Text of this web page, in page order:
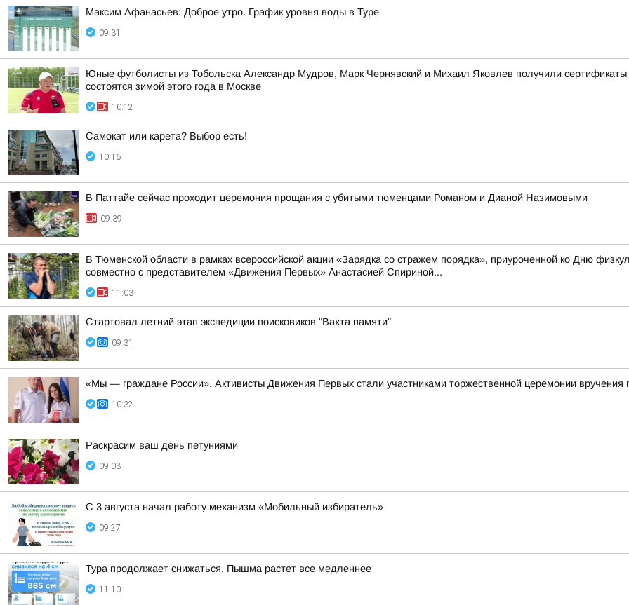
Максим Афанасьев: Доброе утро. График уровня воды в Туре
09:31
Юные футболисты из Тобольска Александр Мудров, Марк Чернявский и Михаил Яковлев получили
состоятся зимой этого года в Москве
10:12
Самокат или карета? Выбор есть!
10:16
В Паттайе сейчас проходит церемония прощания с убитыми тюменцами Романом и Дианой Назимовыми
09:39
В Тюменской области в рамках всероссийской акции «Зарядка со стражем порядка», приуроченной ко Дню
совместно с представителем «Движения Первых» Анастасией Спириной...
11:03
Стартовал летний этап экспедиции поисковиков "Вахта памяти"
09:31
«Мы — граждане России». Активисты Движения Первых стали участниками торжественной церемонии вручения
10:32
Раскрасим ваш день петуниями
09:03
С 3 августа начал работу механизм «Мобильный избиратель»
09:27
Тура продолжает снижаться, Пышма растет все медленнее
11:10